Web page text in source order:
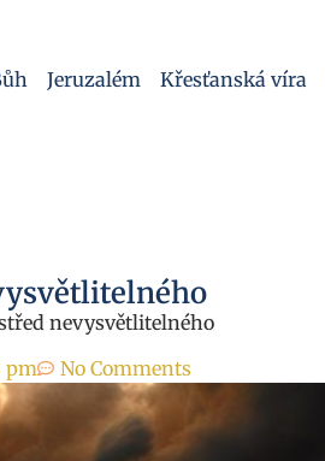
Jeruzalém Křesťanská víra
nevysvětlitelného
pm No Comments